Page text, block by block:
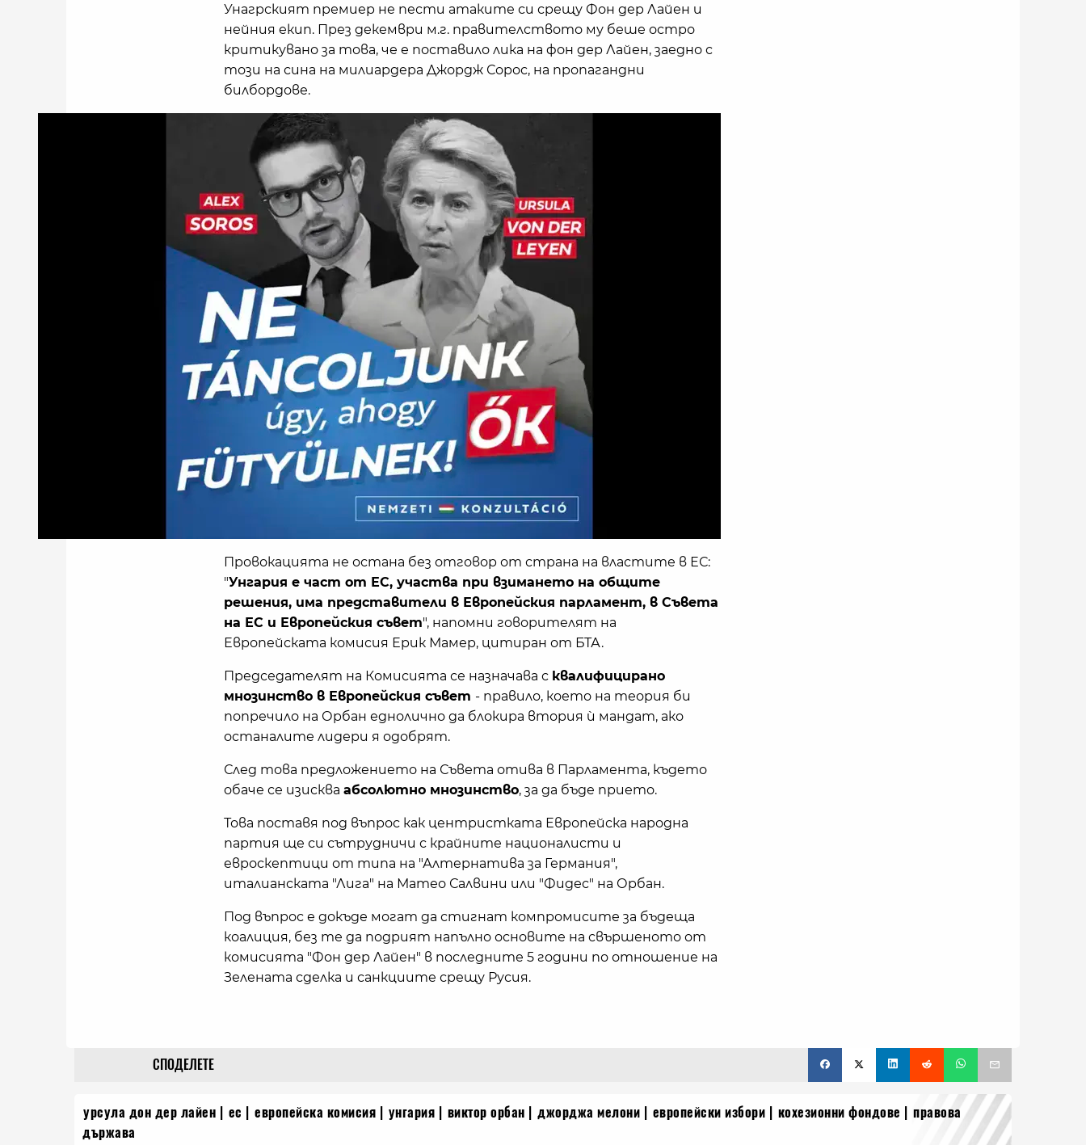
Унагрският премиер не пести атаките си срещу Фон дер Лайен и
нейния екип. През декември м.г. правителството му беше остро
критикувано за това, че е поставило лика на фон дер Лайен, заедно с
този на сина на милиардера Джордж Сорос, на пропагандни
билбордове.
Провокацията не остана без отговор от страна на властите в ЕС:
"Унгария е част от ЕС, участва при взимането на общите
решения, има представители в Европейския парламент, в Съвета
на ЕС и Европейския съвет", напомни говорителят на
Европейската комисия Ерик Мамер, цитиран от БТА.
Председателят на Комисията се назначава с квалифицирано
мнозинство в Европейския съвет - правило, което на теория би
попречило на Орбан еднолично да блокира втория ѝ мандат, ако
останалите лидери я одобрят.
След това предложението на Съвета отива в Парламента, където
обаче се изисква абсолютно мнозинство, за да бъде прието.
Това поставя под въпрос как центристката Европейска народна
партия ще си сътрудничи с крайните националисти и
евроскептици от типа на "Алтернатива за Германия",
италианската "Лига" на Матео Салвини или "Фидес" на Орбан.
Под въпрос е докъде могат да стигнат компромисите за бъдеща
коалиция, без те да подрият напълно основите на свършеното от
комисията "Фон дер Лайен" в последните 5 години по отношение на
Зелената сделка и санкциите срещу Русия.
СПОДЕЛЕТЕ
урсула дон дер лайен ес европейска комисия унгария виктор орбан джорджа мелони европейски избори кохезионни фондове
правова
държава